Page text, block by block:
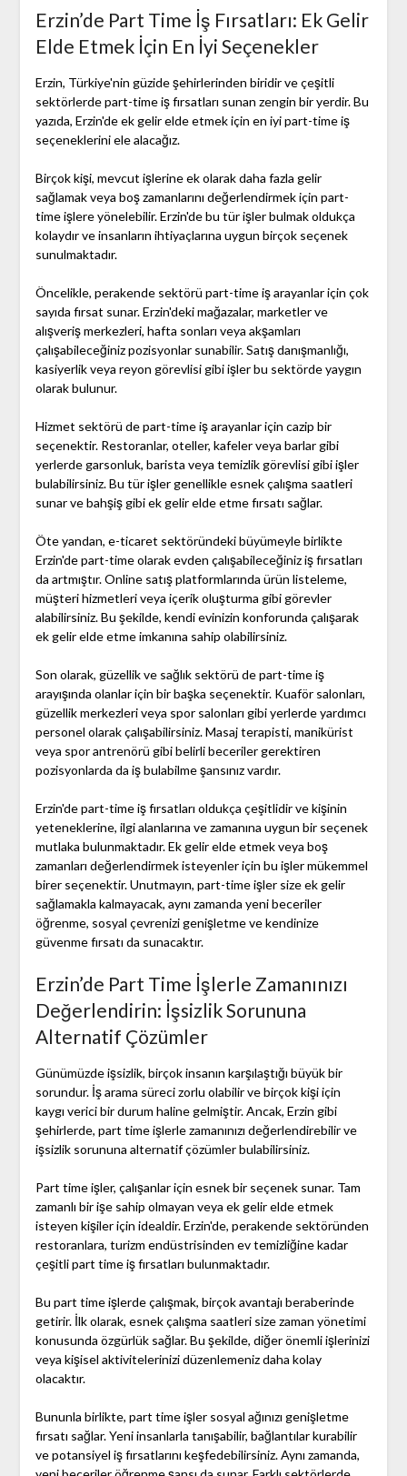
Erzin’de Part Time İş Fırsatları: Ek Gelir
Elde Etmek İçin En İyi Seçenekler
Erzin, Türkiye'nin güzide şehirlerinden biridir ve çeşitli
sektörlerde part-time iş fırsatları sunan zengin bir yerdir. Bu
yazıda, Erzin'de ek gelir elde etmek için en iyi part-time iş
seçeneklerini ele alacağız.
Birçok kişi, mevcut işlerine ek olarak daha fazla gelir
sağlamak veya boş zamanlarını değerlendirmek için part-
time işlere yönelebilir. Erzin'de bu tür işler bulmak oldukça
kolaydır ve insanların ihtiyaçlarına uygun birçok seçenek
sunulmaktadır.
Öncelikle, perakende sektörü part-time iş arayanlar için çok
sayıda fırsat sunar. Erzin'deki mağazalar, marketler ve
alışveriş merkezleri, hafta sonları veya akşamları
çalışabileceğiniz pozisyonlar sunabilir. Satış danışmanlığı,
kasiyerlik veya reyon görevlisi gibi işler bu sektörde yaygın
olarak bulunur.
Hizmet sektörü de part-time iş arayanlar için cazip bir
seçenektir. Restoranlar, oteller, kafeler veya barlar gibi
yerlerde garsonluk, barista veya temizlik görevlisi gibi işler
bulabilirsiniz. Bu tür işler genellikle esnek çalışma saatleri
sunar ve bahşiş gibi ek gelir elde etme fırsatı sağlar.
Öte yandan, e-ticaret sektöründeki büyümeyle birlikte
Erzin'de part-time olarak evden çalışabileceğiniz iş fırsatları
da artmıştır. Online satış platformlarında ürün listeleme,
müşteri hizmetleri veya içerik oluşturma gibi görevler
alabilirsiniz. Bu şekilde, kendi evinizin konforunda çalışarak
ek gelir elde etme imkanına sahip olabilirsiniz.
Son olarak, güzellik ve sağlık sektörü de part-time iş
arayışında olanlar için bir başka seçenektir. Kuaför salonları,
güzellik merkezleri veya spor salonları gibi yerlerde yardımcı
personel olarak çalışabilirsiniz. Masaj terapisti, manikürist
veya spor antrenörü gibi belirli beceriler gerektiren
pozisyonlarda da iş bulabilme şansınız vardır.
Erzin'de part-time iş fırsatları oldukça çeşitlidir ve kişinin
yeteneklerine, ilgi alanlarına ve zamanına uygun bir seçenek
mutlaka bulunmaktadır. Ek gelir elde etmek veya boş
zamanları değerlendirmek isteyenler için bu işler mükemmel
birer seçenektir. Unutmayın, part-time işler size ek gelir
sağlamakla kalmayacak, aynı zamanda yeni beceriler
öğrenme, sosyal çevrenizi genişletme ve kendinize
güvenme fırsatı da sunacaktır.
Erzin’de Part Time İşlerle Zamanınızı
Değerlendirin: İşsizlik Sorununa
Alternatif Çözümler
Günümüzde işsizlik, birçok insanın karşılaştığı büyük bir
sorundur. İş arama süreci zorlu olabilir ve birçok kişi için
kaygı verici bir durum haline gelmiştir. Ancak, Erzin gibi
şehirlerde, part time işlerle zamanınızı değerlendirebilir ve
işsizlik sorununa alternatif çözümler bulabilirsiniz.
Part time işler, çalışanlar için esnek bir seçenek sunar. Tam
zamanlı bir işe sahip olmayan veya ek gelir elde etmek
isteyen kişiler için idealdir. Erzin'de, perakende sektöründen
restoranlara, turizm endüstrisinden ev temizliğine kadar
çeşitli part time iş fırsatları bulunmaktadır.
Bu part time işlerde çalışmak, birçok avantajı beraberinde
getirir. İlk olarak, esnek çalışma saatleri size zaman yönetimi
konusunda özgürlük sağlar. Bu şekilde, diğer önemli işlerinizi
veya kişisel aktivitelerinizi düzenlemeniz daha kolay
olacaktır.
Bununla birlikte, part time işler sosyal ağınızı genişletme
fırsatı sağlar. Yeni insanlarla tanışabilir, bağlantılar kurabilir
ve potansiyel iş fırsatlarını keşfedebilirsiniz. Aynı zamanda,